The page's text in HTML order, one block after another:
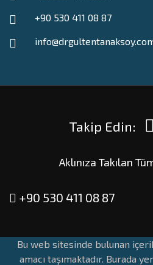
+90 530 411 08 87
Takip Edin:
Aklınıza Takılan
+90 530 411 08 87
Bu web sitesinde bulunan
amacı taşımaktadır. Burada